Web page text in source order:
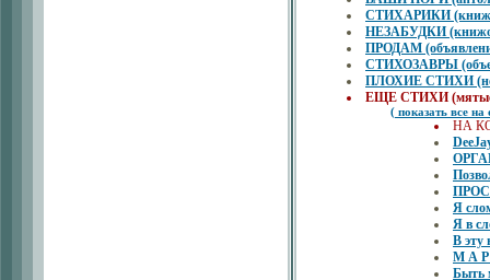
СТИХАРИКИ
НЕЗАБУДКИ
ПРОДАМ
СТИХОЗАВРЫ
ПЛОХИЕ СТИХИ
ЕЩЕ СТИХИ (мятые
( показать все на
НА
Я
Я в
В эту
М А
Быть